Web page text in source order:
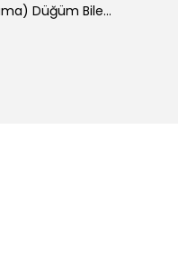
14 K Xuping(Altın Kaplama) Düğüm Bileklik